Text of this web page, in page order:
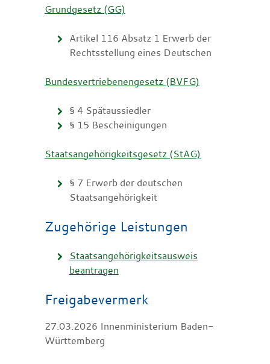
Grundgesetz (GG)
Artikel 116 Absatz 1 Erwerb der
Rechtsstellung eines Deutschen
Bundesvertriebenengesetz (BVFG)
§ 4 Spätaussiedler
§ 15 Bescheinigungen
Staatsangehörigkeitsgesetz (StAG)
§ 7 Erwerb der deutschen
Staatsangehörigkeit
Zugehörige Leistungen
Staatsangehörigkeitsausweis
beantragen
Freigabevermerk
27.03.2026 Innenministerium Baden-
Württemberg